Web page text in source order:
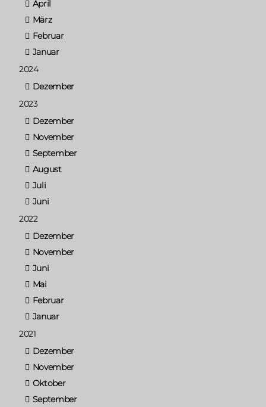
April
März
Februar
Januar
2024
Dezember
2023
Dezember
November
September
August
Juli
Juni
2022
Dezember
November
Juni
Mai
Februar
Januar
2021
Dezember
November
Oktober
September